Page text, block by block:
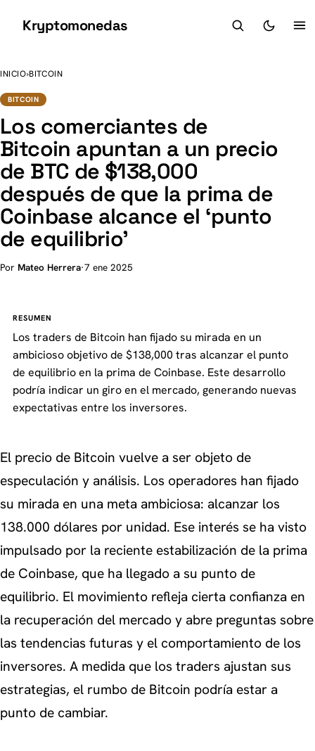
Kryptomonedas
INICIO›BITCOIN
BITCOIN
Los comerciantes de
Bitcoin apuntan a un precio
de BTC de $138,000
después de que la prima de
Coinbase alcance el ‘punto
de equilibrio’
Por Mateo Herrera·7 ene 2025
RESUMEN
Los traders de Bitcoin han fijado su mirada en un
ambicioso objetivo de $138,000 tras alcanzar el punto
de equilibrio en la prima de Coinbase. Este desarrollo
podría indicar un giro en el mercado, generando nuevas
expectativas entre los inversores.
El precio de Bitcoin vuelve a ser objeto de
especulación y análisis. Los operadores han fijado
su mirada en una meta ambiciosa: alcanzar los
138.000 dólares por unidad. Ese interés se ha visto
impulsado por la reciente estabilización de la prima
de Coinbase, que ha llegado a su punto de
equilibrio. El movimiento refleja cierta confianza en
la recuperación del mercado y abre preguntas sobre
las tendencias futuras y el comportamiento de los
inversores. A medida que los traders ajustan sus
estrategias, el rumbo de Bitcoin podría estar a
punto de cambiar.